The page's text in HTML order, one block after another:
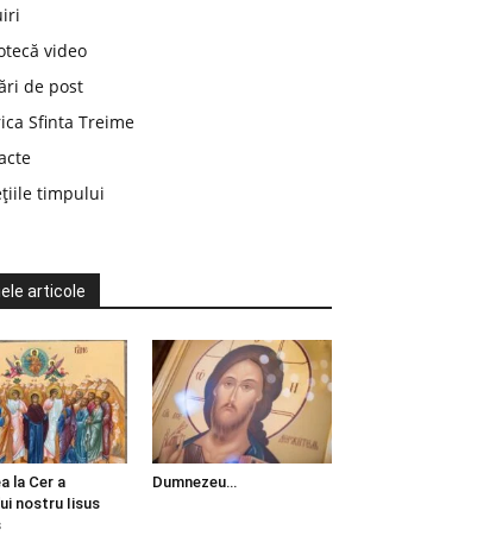
video
de post
Sfinta Treime
timpului
articole
la Cer a
nostru Iisus
Dumnezeu…